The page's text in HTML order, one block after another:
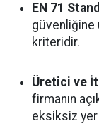
EN 71
güvenliğine
kriteridir.
Üretici ve
firmanın
eksiksiz yer